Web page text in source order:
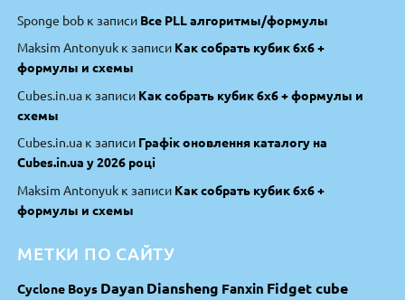
Sponge bob к записи Все PLL алгоритмы/формулы
Maksim Antonyuk к записи Как собрать кубик 6х6 +
формулы и схемы
Cubes.in.ua к записи Как собрать кубик 6х6 + формулы и
схемы
Cubes.in.ua к записи Графік оновлення каталогу на
Cubes.in.ua у 2026 році
Maksim Antonyuk к записи Как собрать кубик 6х6 +
формулы и схемы
МЕТКИ ПО САЙТУ
Cyclone Boys DayanDiansheng Fanxin Fidget cube